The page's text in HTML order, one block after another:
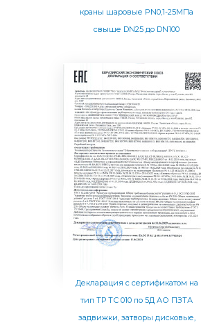
краны шаровые PN0,1-25МПа
свыше DN25 до DN100
Декларация с сертификатом на
тип ТР ТС 010 по 5Д АО ПЗТА
задвижки, затворы дисковые,